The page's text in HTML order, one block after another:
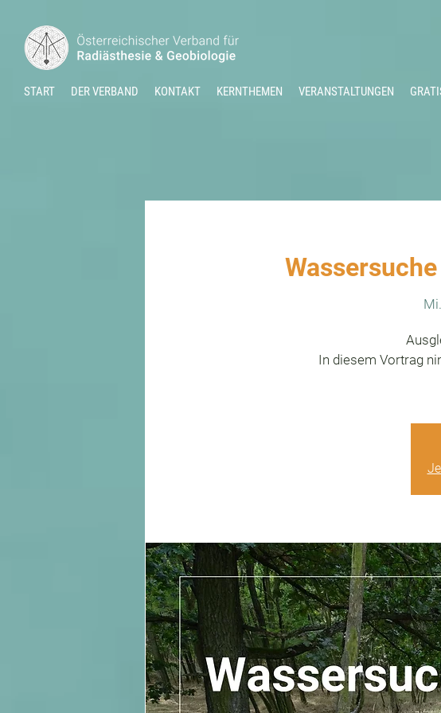
START DER VERBAND KONTAKT KERNTHEMEN VERANSTALTUNGEN
In diesem Vortrag